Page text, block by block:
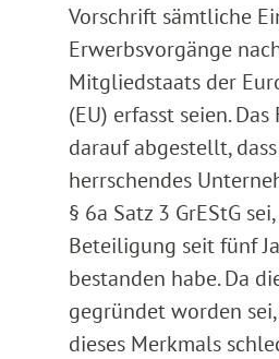
Vorschrift sämtliche
Erwerbsvorgänge
Mitgliedstaats der
(EU) erfasst seien.
darauf abgestellt,
herrschendes
§ 6a Satz 3 GrEStG
Beteiligung seit fünf
bestanden habe. Da
gegründet worden
dieses Merkmals